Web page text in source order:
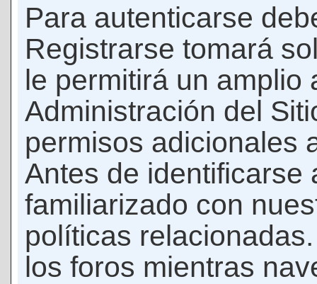
Para autenticarse
Registrarse tomará
le permitirá un amplio
Administración del
permisos adicionales
Antes de identificarse
familiarizado con
políticas
los foros mientras